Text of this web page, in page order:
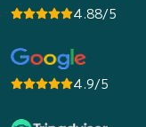
4.88/5
4.9/5